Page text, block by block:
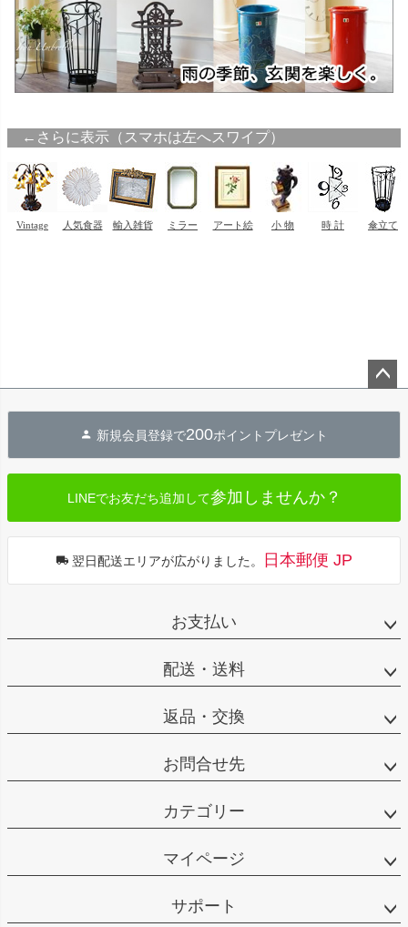
へ
新規会員登録で200ポイントプレゼント
LINEでお友だち追加して参加しませんか？
翌日配送エリアが広がりました。 日本郵便 JP
お支払い
配送・送料
返品・交換
お問合せ先
カテゴリー
マイページ
サポート